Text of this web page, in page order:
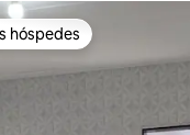
preferidos dos
hóspedes